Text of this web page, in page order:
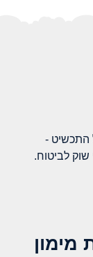
התכשיט -
שוק לביטוח.
מימון